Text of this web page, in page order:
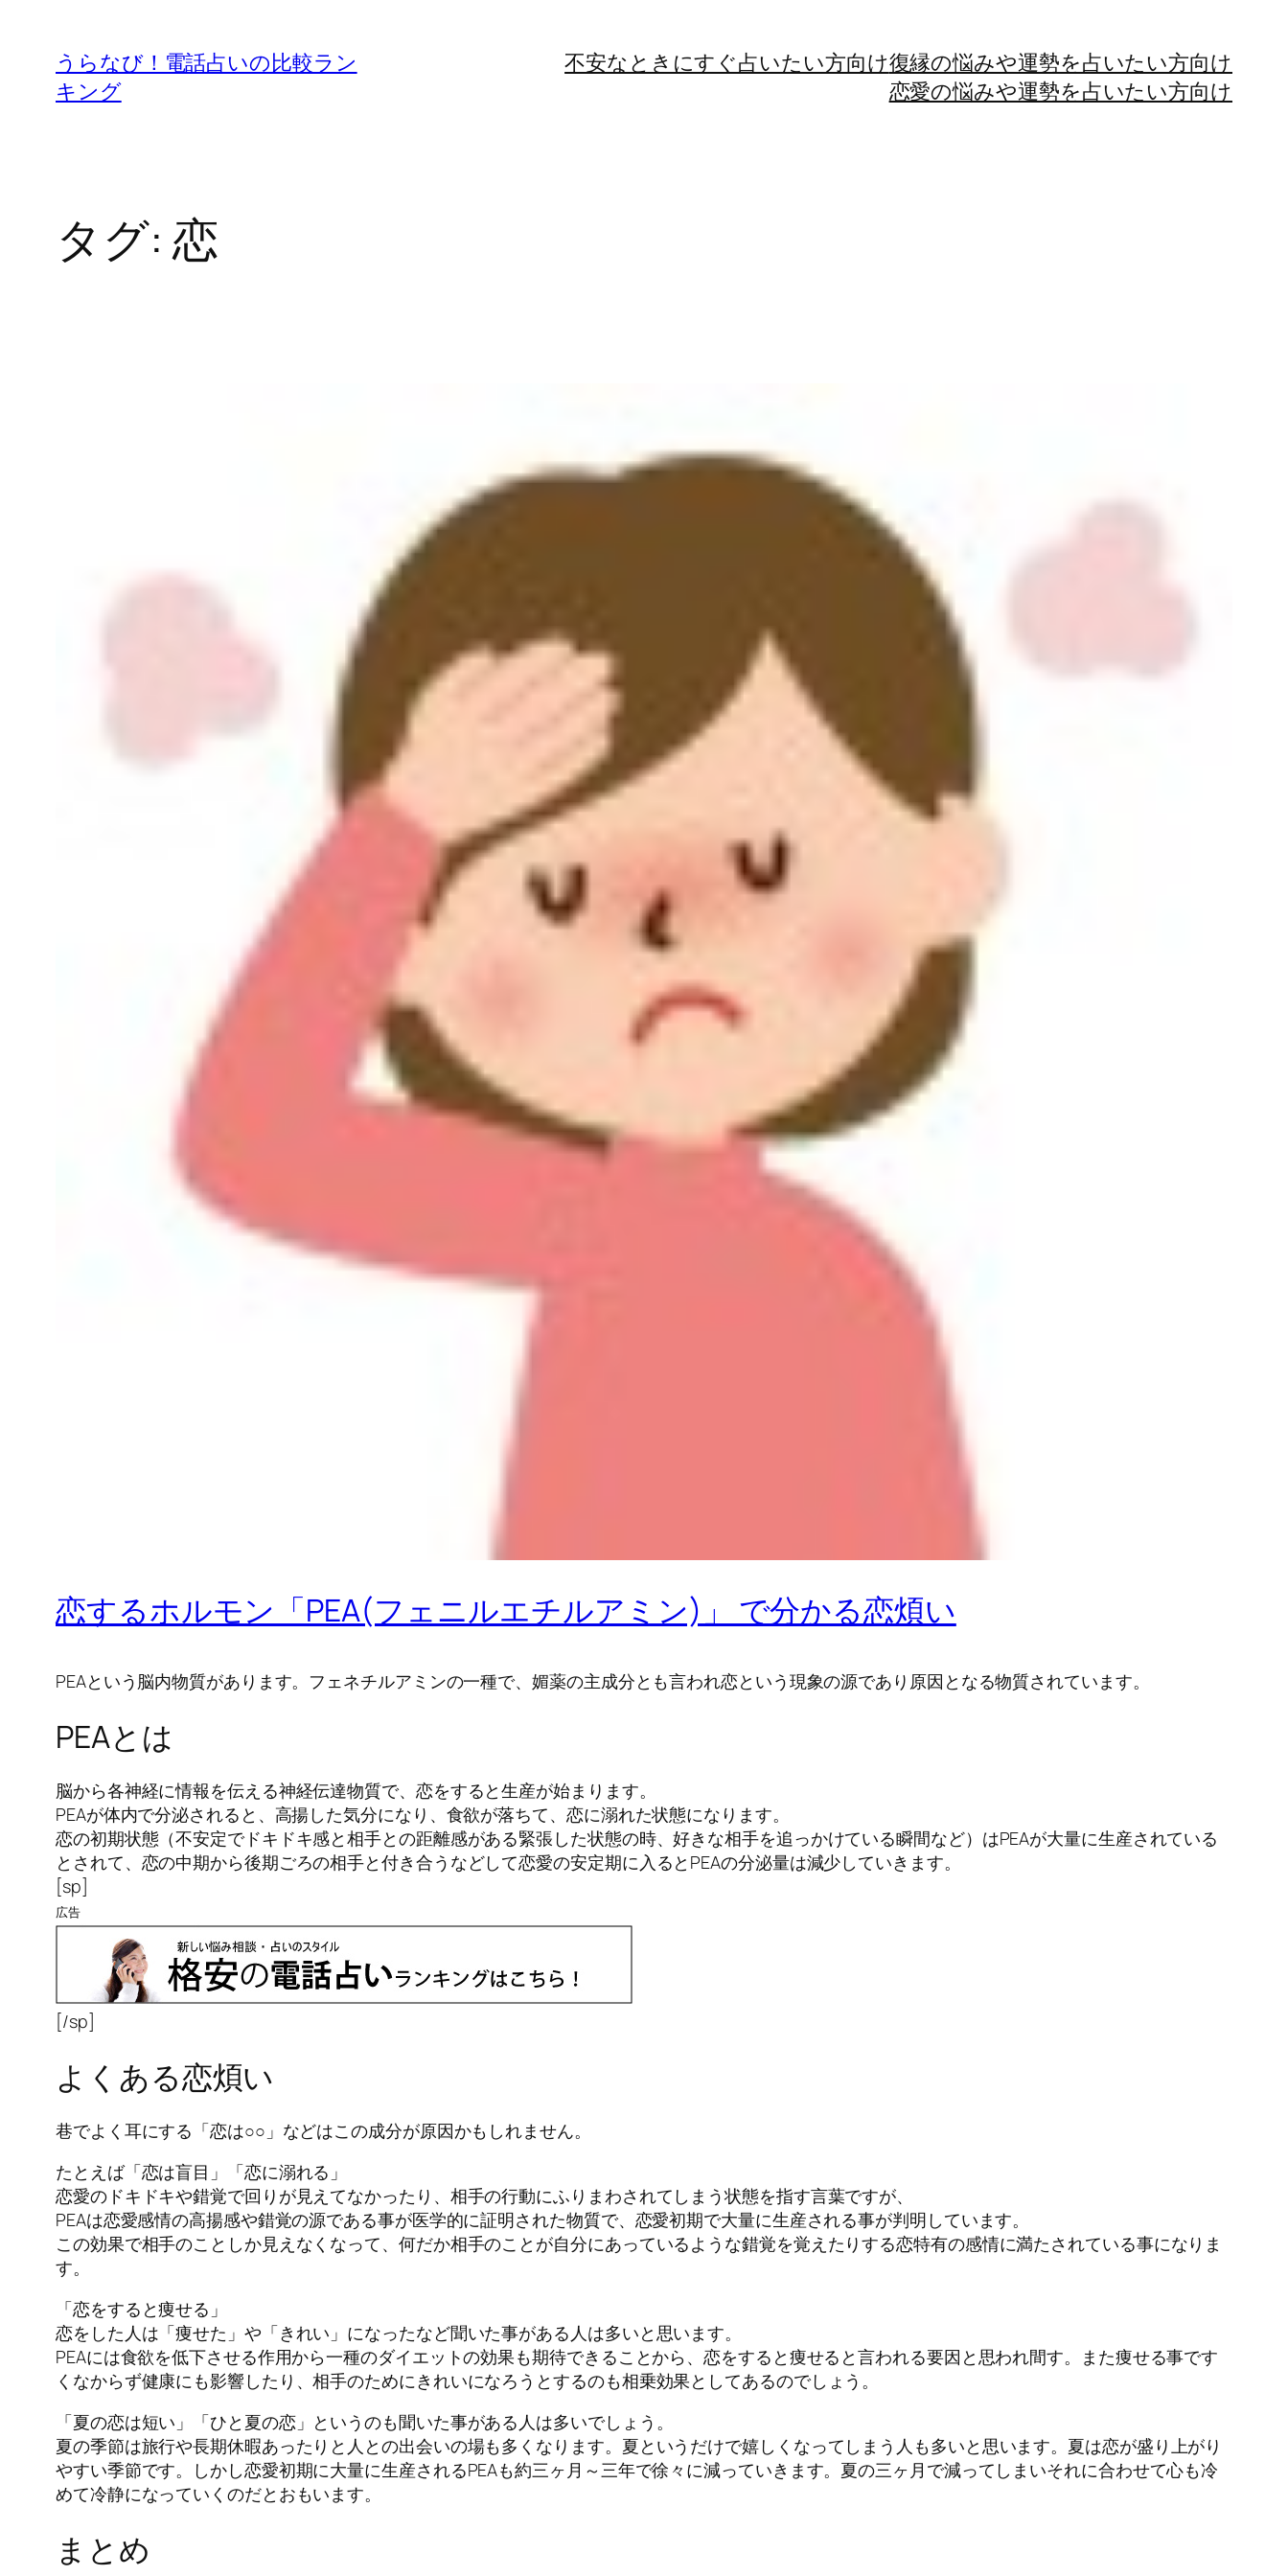
うらなび！電話占いの比較ラン
キング
不安なときにすぐ占いたい方向け復縁の悩みや運勢を占いたい方向け
恋愛の悩みや運勢を占いたい方向け
タグ: 恋
恋するホルモン「PEA(フェニルエチルアミン)」 で分かる恋煩い
PEAという脳内物質があります。フェネチルアミンの一種で、媚薬の主成分とも言われ恋という現象の源であり原因となる物質されています。
PEAとは
脳から各神経に情報を伝える神経伝達物質で、恋をすると生産が始まります。
PEAが体内で分泌されると、高揚した気分になり、食欲が落ちて、恋に溺れた状態になります。
恋の初期状態（不安定でドキドキ感と相手との距離感がある緊張した状態の時、好きな相手を追っかけている瞬間など）はPEAが大量に生産されている
とされて、恋の中期から後期ごろの相手と付き合うなどして恋愛の安定期に入るとPEAの分泌量は減少していきます。
[sp]
広告
[/sp]
よくある恋煩い
巷でよく耳にする「恋は○○」などはこの成分が原因かもしれません。
たとえば「恋は盲目」「恋に溺れる」
恋愛のドキドキや錯覚で回りが見えてなかったり、相手の行動にふりまわされてしまう状態を指す言葉ですが、
PEAは恋愛感情の高揚感や錯覚の源である事が医学的に証明された物質で、恋愛初期で大量に生産される事が判明しています。
この効果で相手のことしか見えなくなって、何だか相手のことが自分にあっているような錯覚を覚えたりする恋特有の感情に満たされている事になりま
す。
「恋をすると痩せる」
恋をした人は「痩せた」や「きれい」になったなど聞いた事がある人は多いと思います。
PEAには食欲を低下させる作用から一種のダイエットの効果も期待できることから、恋をすると痩せると言われる要因と思われ間す。また痩せる事です
くなからず健康にも影響したり、相手のためにきれいになろうとするのも相乗効果としてあるのでしょう。
「夏の恋は短い」「ひと夏の恋」というのも聞いた事がある人は多いでしょう。
夏の季節は旅行や長期休暇あったりと人との出会いの場も多くなります。夏というだけで嬉しくなってしまう人も多いと思います。夏は恋が盛り上がり
やすい季節です。しかし恋愛初期に大量に生産されるPEAも約三ヶ月～三年で徐々に減っていきます。夏の三ヶ月で減ってしまいそれに合わせて心も冷
めて冷静になっていくのだとおもいます。
まとめ